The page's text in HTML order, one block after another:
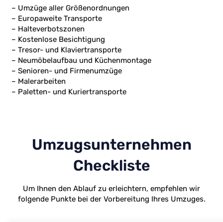
– Umzüge aller Größenordnungen
– Europaweite Transporte
– Halteverbotszonen
– Kostenlose Besichtigung
– Tresor- und Klaviertransporte
– Neumöbelaufbau und Küchenmontage
– Senioren- und Firmenumzüge
– Malerarbeiten
– Paletten- und Kuriertransporte
Umzugsunternehmen
Checkliste
Um Ihnen den Ablauf zu erleichtern, empfehlen wir
folgende Punkte bei der Vorbereitung Ihres Umzuges.